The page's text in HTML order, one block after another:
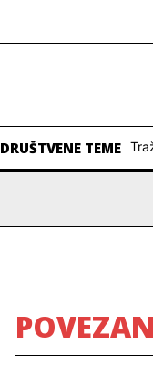
DRUŠTVENE TEME